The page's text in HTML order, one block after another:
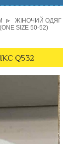
ЖІНОЧИЙ ОДЯГ
SIZE 50-52)
Q532